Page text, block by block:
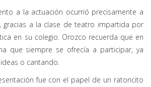
a la actuación ocurrió precisamente a
gracias a la clase de teatro impartida por
en su colegio. Orozco recuerda que en
que siempre se ofrecía a participar, ya
o cantando.
fue con el papel de un ratoncito